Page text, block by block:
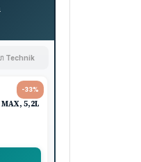
Technik
-33%
5,2L